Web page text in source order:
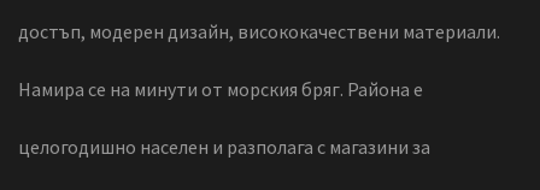
достъп, модерен дизайн, висококачествени материали.
Намира се на минути от морския бряг. Района е
целогодишно населен и разполага с магазини за